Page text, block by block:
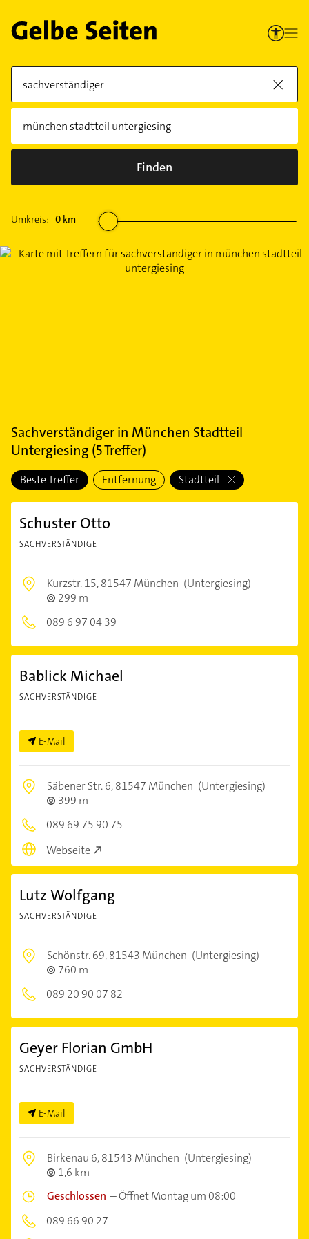
Finden
Umkreis: 0 km
Sachverständigerin München Stadtteil
Untergiesing (5Treffer)
Beste Treffer Entfernung Stadtteil
Schuster Otto
SACHVERSTÄNDIGE
Kurzstr. 15,81547 München (Untergiesing)
299 m
089 6 97 04 39
Bablick Michael
SACHVERSTÄNDIGE
E-Mail
Säbener Str. 6,81547 München (Untergiesing)
399 m
089 69 75 90 75
Webseite
Lutz Wolfgang
SACHVERSTÄNDIGE
Schönstr. 69,81543 München (Untergiesing)
760 m
089 20 90 07 82
Geyer Florian GmbH
SACHVERSTÄNDIGE
E-Mail
Birkenau 6,81543 München (Untergiesing)
1,6 km
Geschlossen –Öffnet Montag um 08:00
089 66 90 27